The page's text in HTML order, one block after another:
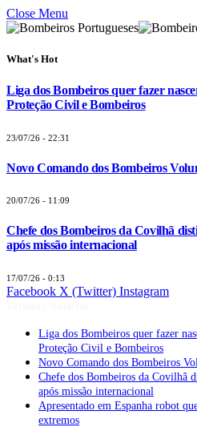
Close Menu
What's Hot
Liga dos Bombeiros quer fazer
Proteção Civil e Bombeiros
23/07/26 - 22:31
Novo Comando dos Bombeiros
20/07/26 - 11:09
Chefe dos Bombeiros da Covilhã
após missão internacional
17/07/26 - 0:13
Facebook X (Twitter) Instagram
Liga dos Bombeiros quer fazer
Proteção Civil e Bombeiros
Novo Comando dos Bombeiros
Chefe dos Bombeiros da Covilhã
após missão internacional
Apresentado em Espanha robot
extremos